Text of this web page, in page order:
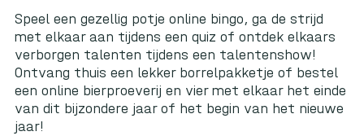
Speel een gezellig potje online bingo, ga de strijd
met elkaar aan tijdens een quiz of ontdek elkaars
verborgen talenten tijdens een talentenshow!
Ontvang thuis een lekker borrelpakketje of bestel
een online bierproeverij en vier met elkaar het einde
van dit bijzondere jaar of het begin van het nieuwe
jaar!